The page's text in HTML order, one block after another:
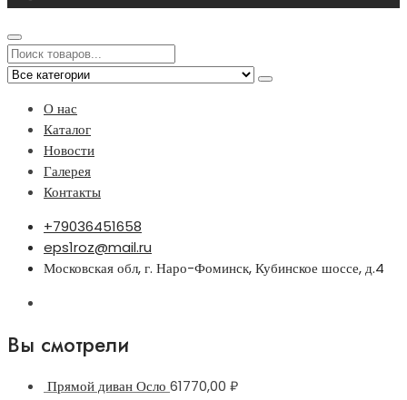
О нас
Каталог
Новости
Галерея
Контакты
+79036451658
eps1roz@mail.ru
Московская обл, г. Наро-Фоминск, Кубинское шоссе, д.4
Вы смотрели
Прямой диван Осло 61770,00 ₽